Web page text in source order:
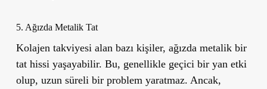
5. Ağızda Metalik Tat
Kolajen takviyesi alan bazı kişiler, ağızda metalik bir
tat hissi yaşayabilir. Bu, genellikle geçici bir yan etki
olup, uzun süreli bir problem yaratmaz. Ancak,